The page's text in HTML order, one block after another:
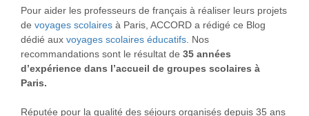
Pour aider les professeurs de français à réaliser leurs projets
de voyages scolaires à Paris, ACCORD a rédigé ce Blog
dédié aux voyages scolaires éducatifs. Nos
recommandations sont le résultat de 35 années
d’expérience dans l’accueil de groupes scolaires à
Paris.
Réputée pour la qualité des séjours organisés depuis 35 ans